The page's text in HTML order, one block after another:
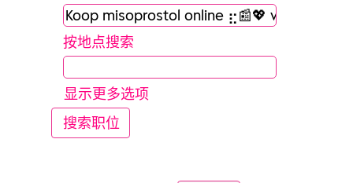
按地点搜索
显示更多选项